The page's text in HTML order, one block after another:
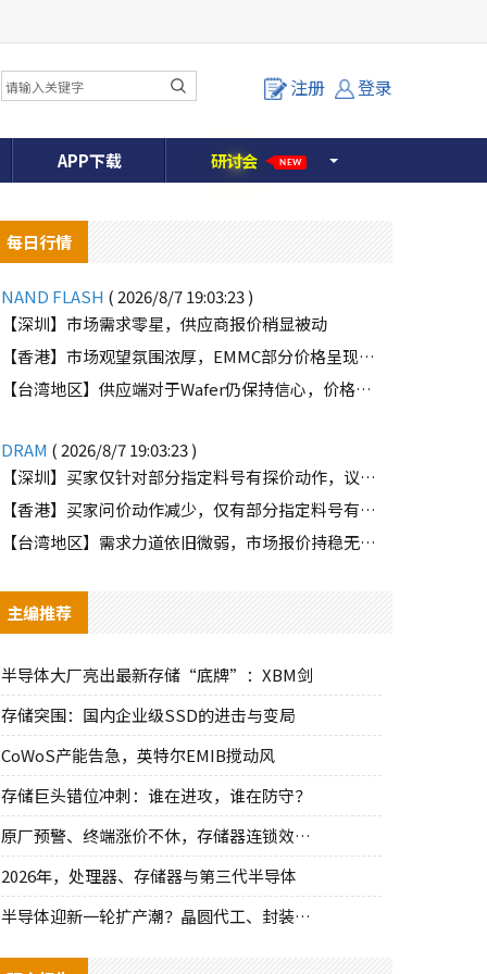
注册 登录
APP下载 研讨会 NEW
每日行情
NAND FLASH ( 2026/8/7 19:03:23 )
【深圳】市场需求零星，供应商报价稍显被动
【香港】市场观望氛围浓厚，EMMC部分价格呈现下滑趋势
【台湾地区】供应端对于Wafer仍保持信心，价格微幅上扬且惜售态度不变
DRAM ( 2026/8/7 19:03:23 )
【深圳】买家仅针对部分指定料号有探价动作，议价动作有所减少
【香港】买家问价动作减少，仅有部分指定料号有零星询单动作
【台湾地区】需求力道依旧微弱，市场报价持稳无明显波动
主编推荐
半导体大厂亮出最新存储“底牌”：XBM剑
存储突围：国内企业级SSD的进击与变局
CoWoS产能告急，英特尔EMIB搅动风
存储巨头错位冲刺：谁在进攻，谁在防守？
原厂预警、终端涨价不休，存储器连锁效应持
2026年，处理器、存储器与第三代半导体
半导体迎新一轮扩产潮？晶圆代工、封装、光